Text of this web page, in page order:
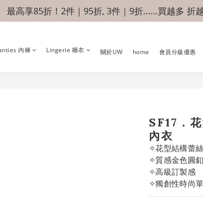
最高享85折！2件｜95折, 3件｜9折......買越多 折
內褲 Lingerie 睡衣 關於UW home 會員分級優惠
SF17．
內衣
✧花型結構蕾絲
✧質感金色圓釦
✧高級訂製感
✧獨創性時尚